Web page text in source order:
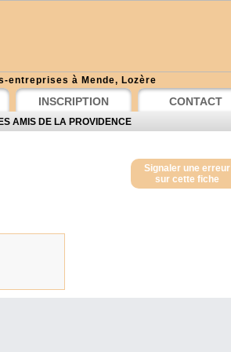
entreprises à Mende, Lozère
INSCRIPTION CONTACT
AMIS DE LA PROVIDENCE
Signaler une erreur
sur cette fiche